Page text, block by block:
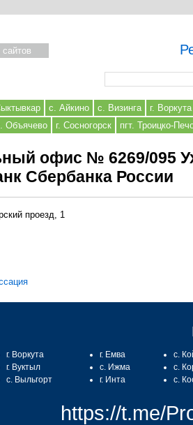
с. Айкино с. Визинга
г. Воркута
Объячево г. Сосногорск пгт. Троицко-
офис № 6269/095
Сбербанка России
проезд, 1
г. Воркута
г. Вуктыл
с. Выльгорт
г. Емва
с. Ижма
г. Инта
с.
с.
с.
https://t.me/